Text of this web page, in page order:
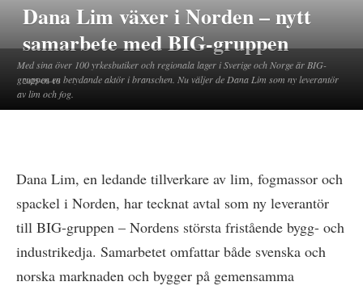
Med sina över 100 yrkesbutiker och regionala lager i Sverige och Norge är BIG-
gruppen en betydande aktör i branschen. Nu väljer de Dana Lim som ny leverantör
av lim och fog.
Dana Lim växer i Norden – nytt
samarbete med BIG-gruppen
2025-06-16
Dana Lim, en ledande tillverkare av lim, fogmassor och
spackel i Norden, har tecknat avtal som ny leverantör
till BIG-gruppen – Nordens största fristående bygg- och
industrikedja. Samarbetet omfattar både svenska och
norska marknaden och bygger på gemensamma